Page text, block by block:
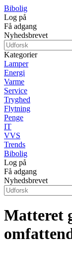
Bibolig
Log på
Få adgang
Nyhedsbrevet
Kategorier
Lamper
Energi
Varme
Service
Tryghed
Flytning
Penge
IT
VVS
Trends
Bibolig
Log på
Få adgang
Nyhedsbrevet
Matteret